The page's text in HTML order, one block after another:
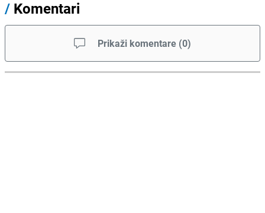
/ Komentari
Prikaži komentare (0)